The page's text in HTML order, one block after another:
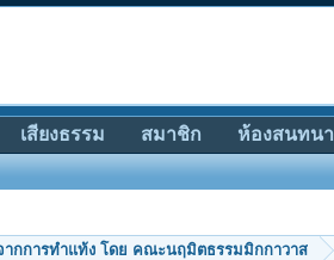
ากการทำแท้ง โดย คณะนฤมิตธรรมมิกกาวาส
เสียงธรรม สมาชิก ห้องสนทนา